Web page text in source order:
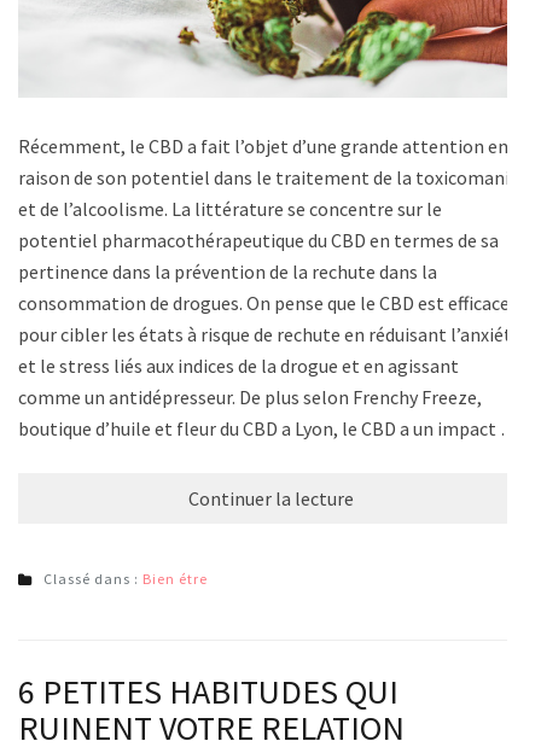
Récemment, le CBD a fait l’objet d’une grande attention en
raison de son potentiel dans le traitement de la toxicomanie
et de l’alcoolisme. La littérature se concentre sur le
potentiel pharmacothérapeutique du CBD en termes de sa
pertinence dans la prévention de la rechute dans la
consommation de drogues. On pense que le CBD est efficace
pour cibler les états à risque de rechute en réduisant l’anxiété
et le stress liés aux indices de la drogue et en agissant
comme un antidépresseur. De plus selon Frenchy Freeze,
boutique d’huile et fleur du CBD a Lyon, le CBD a un impact …
Continuer la lecture
Classé dans : Bien étre
6 PETITES HABITUDES QUI
RUINENT VOTRE RELATION